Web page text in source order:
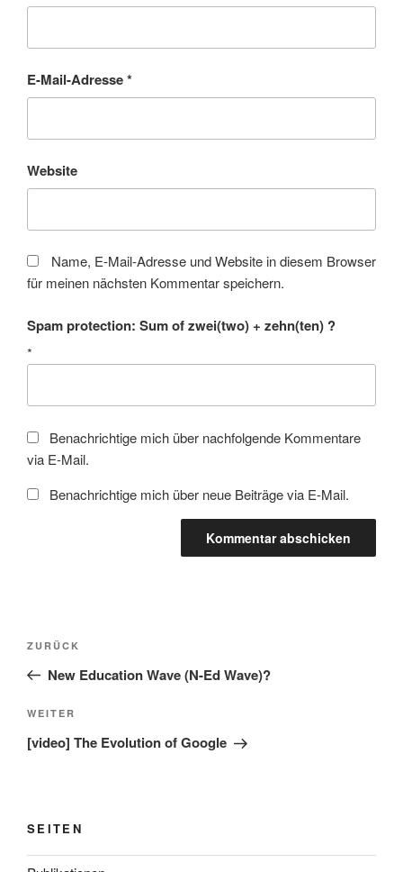
E-Mail-Adresse*
Website
Name, E-Mail-Adresse und Website in diesem Browser
für meinen nächsten Kommentar speichern.
Spam protection: Sum of zwei(two) + zehn(ten) ?
*
Benachrichtige mich über nachfolgende Kommentare
via E-Mail.
Benachrichtige mich über neue Beiträge via E-Mail.
Beitragsnavigation
Vorheriger
Beitrag
ZURÜCK
New Education Wave (N-Ed Wave)?
Nächster
Beitrag
WEITER
[video] The Evolution of Google
SEITEN